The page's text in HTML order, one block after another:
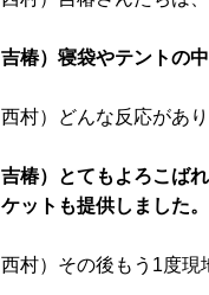
吉椿）寝袋やテントの
西村）どんな反応があり
吉椿）とてもよろこば
ケットも提供しました。
西村）その後もう1度現